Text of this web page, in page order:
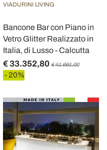
VIADURINI LIVING
Bancone Bar con Piano in
Vetro Glitter Realizzato in
Italia, di Lusso - Calcutta
€ 33.352,80 € 41.691,00
- 20%